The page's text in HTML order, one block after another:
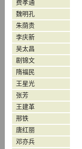
费孝通
魏明孔
朱荫贵
李庆新
吴太昌
剧锦文
隋福民
王星光
张芳
王建革
邢铁
唐红丽
邓亦兵